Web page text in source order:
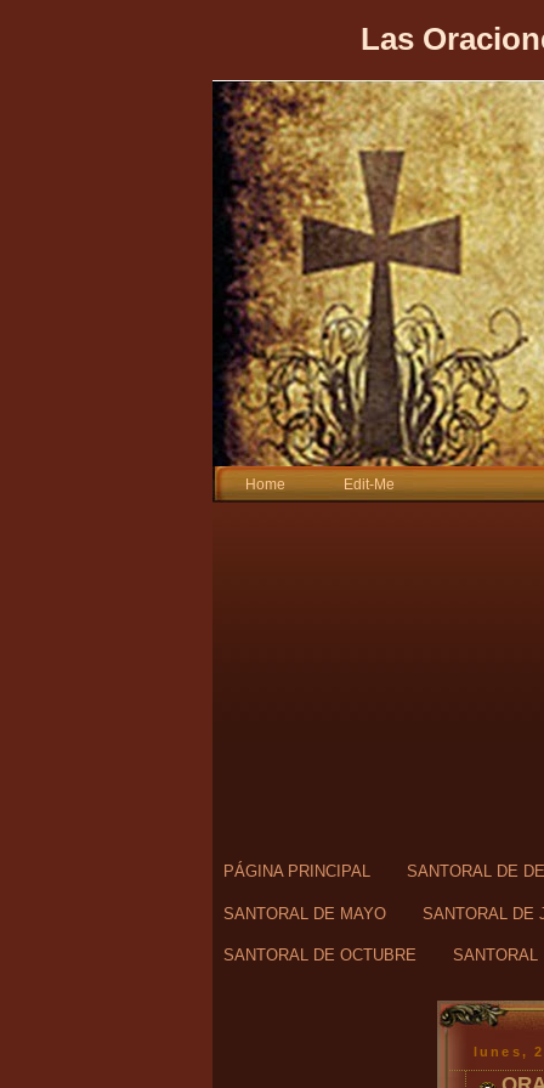
Las
Home Edit-Me
PÁGINA PRINCIPAL SANTORAL DE
SANTORAL DE MAYO SANTORAL DE
SANTORAL DE OCTUBRE SANTORAL
lunes,